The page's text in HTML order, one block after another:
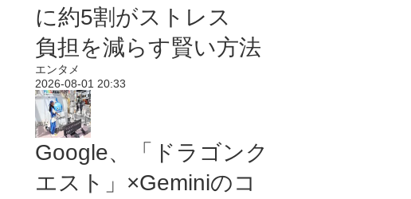
に約5割がストレス
負担を減らす賢い方法
エンタメ
2026-08-01 20:33
Google、「ドラゴンク
エスト」×Geminiのコ